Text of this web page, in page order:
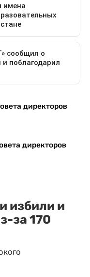
директоров
директоров
избили и
за 170